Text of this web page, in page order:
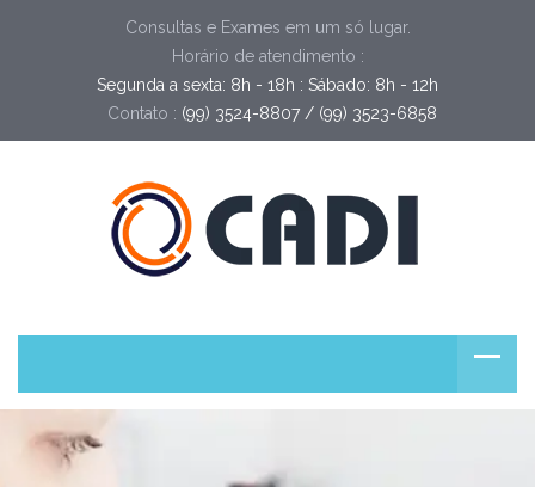
Consultas e Exames em um só lugar.
Horário de atendimento :
Segunda a sexta: 8h - 18h : Sábado: 8h - 12h
Contato : (99) 3524-8807 / (99) 3523-6858